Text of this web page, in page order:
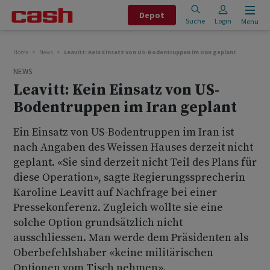
Depot
Suche Login Menu
Home News Leavitt: Kein Einsatz von US-Bodentruppen im Iran geplant
NEWS
Leavitt: Kein Einsatz von US-
Bodentruppen im Iran geplant
Ein Einsatz von US-Bodentruppen im Iran ist
nach Angaben des Weissen Hauses derzeit nicht
geplant. «Sie sind derzeit nicht Teil des Plans für
diese Operation», sagte Regierungssprecherin
Karoline Leavitt auf Nachfrage bei einer
Pressekonferenz. Zugleich wollte sie eine
solche Option grundsätzlich nicht
ausschliessen. Man werde dem Präsidenten als
Oberbefehlshaber «keine militärischen